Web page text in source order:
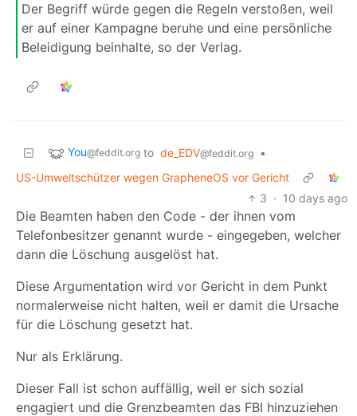
Der Begriff würde gegen die Regeln verstoßen, weil
er auf einer Kampagne beruhe und eine persönliche
Beleidigung beinhalte, so der Verlag.
You@feddit.org to de_EDV@feddit.org
•
US-Umweltschützer wegen GrapheneOS vor Gericht
3 · 10 days ago
Die Beamten haben den Code - der ihnen vom
Telefonbesitzer genannt wurde - eingegeben, welcher
dann die Löschung ausgelöst hat.
Diese Argumentation wird vor Gericht in dem Punkt
normalerweise nicht halten, weil er damit die Ursache
für die Löschung gesetzt hat.
Nur als Erklärung.
Dieser Fall ist schon auffällig, weil er sich sozial
engagiert und die Grenzbeamten das FBI hinzuziehen